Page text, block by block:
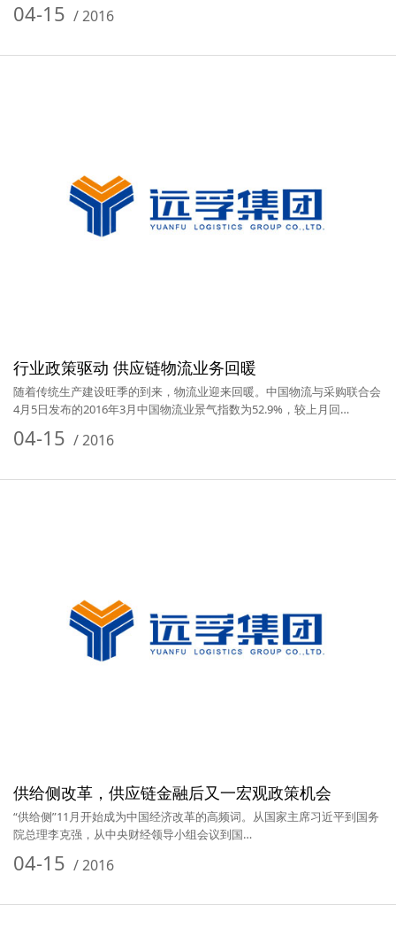
04-15 /2016
行业政策驱动 供应链物流业务回暖
随着传统生产建设旺季的到来，物流业迎来回暖。中国物流与采购联合会
4月5日发布的2016年3月中国物流业景气指数为52.9%，较上月回…
04-15 /2016
供给侧改革，供应链金融后又一宏观政策机会
“供给侧”11月开始成为中国经济改革的高频词。从国家主席习近平到国务
院总理李克强，从中央财经领导小组会议到国…
04-15 /2016